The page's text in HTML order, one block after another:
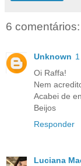
6 comentários:
Unknown
Oi Raffa!
Nem
Acabei de
Beijos
Responder
Luciana